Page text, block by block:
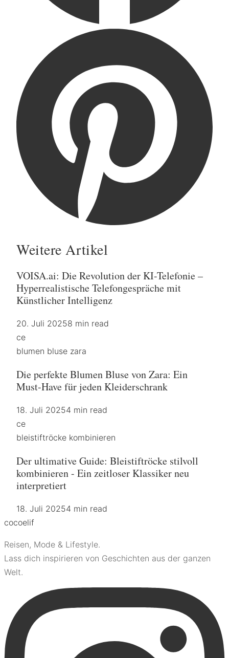
Weitere Artikel
VOISA.ai: Die Revolution der KI-Telefonie –
Hyperrealistische Telefongespräche mit
Künstlicher Intelligenz
20. Juli 20258 min read
ce
blumen bluse zara
Die perfekte Blumen Bluse von Zara: Ein
Must-Have für jeden Kleiderschrank
18. Juli 20254 min read
ce
bleistiftröcke kombinieren
Der ultimative Guide: Bleistiftröcke stilvoll
kombinieren - Ein zeitloser Klassiker neu
interpretiert
18. Juli 20254 min read
cocoelif
Reisen, Mode & Lifestyle.
Lass dich inspirieren von Geschichten aus der ganzen
Welt.